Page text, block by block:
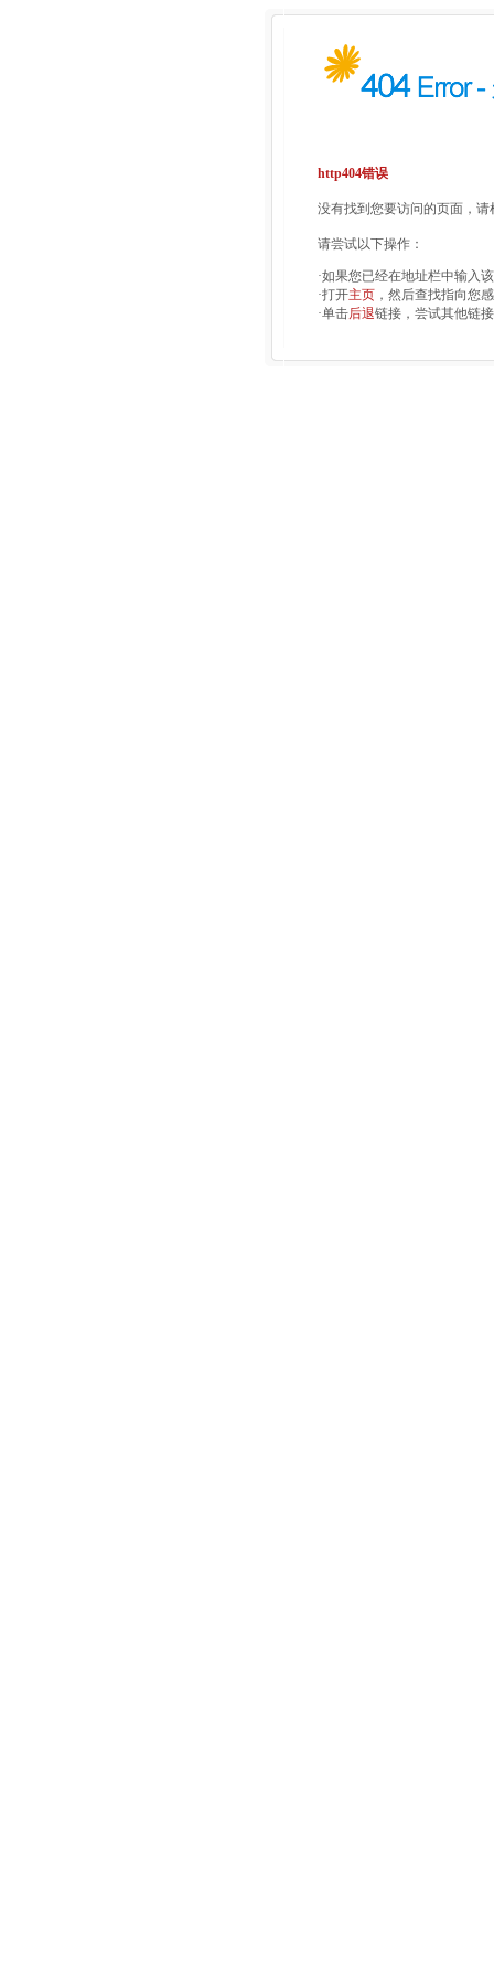
http404错误
没有找到您要访问的页面，
请尝试以下操作：
·如果您已经在地址栏中输入
·打开主页 ，然后查找指向您
·单击后退链接，尝试其他链